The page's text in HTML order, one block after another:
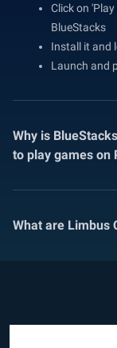
Click on
BlueStacks
Install it and
Launch and
Why is
to play games on
What are Limbus